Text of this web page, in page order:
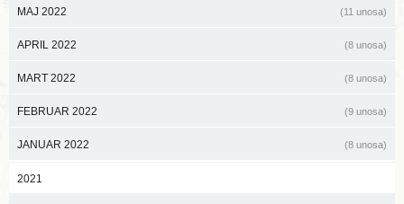
MAJ 2022 (11 unosa)
APRIL 2022 (8 unosa)
MART 2022 (8 unosa)
FEBRUAR 2022 (9 unosa)
JANUAR 2022 (8 unosa)
2021